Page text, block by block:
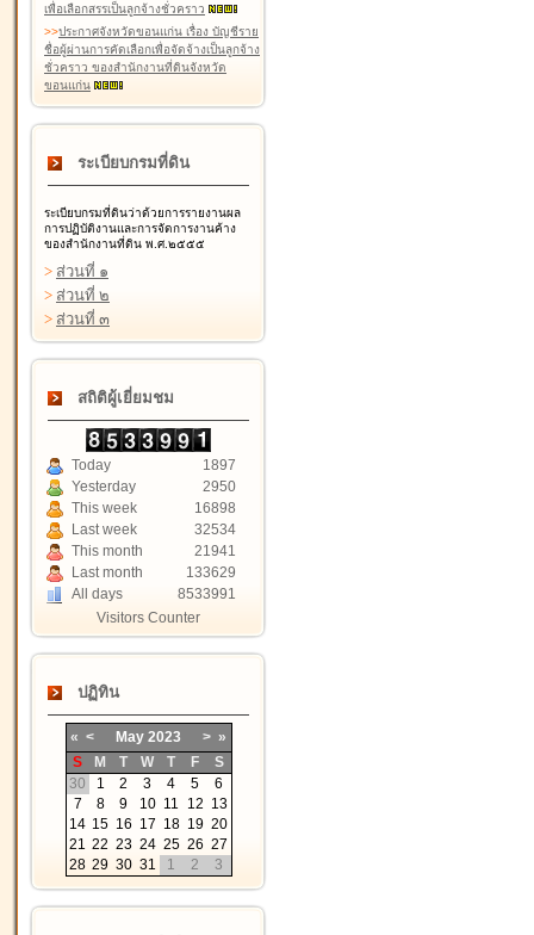
เพื่อเลือกสรรเป็นลูกจ้างชั่วคราว
>>ประกาศจังหวัดขอนแก่น เรื่อง บัญชีราย
ชื่อผู้ผ่านการคัดเลือกเพื่อจัดจ้างเป็นลูกจ้าง
ชั่วคราว ของสำนักงานที่ดินจังหวัด
ขอนแก่น
ระเบียบกรมที่ดิน
ระเบียบกรมที่ดินว่าด้วยการรายงานผล
การปฏิบัติงานและการจัดการงานค้าง
ของสำนักงานที่ดิน พ.ศ.๒๕๕๕
> ส่วนที่ ๑
> ส่วนที่ ๒
> ส่วนที่ ๓
สถิติผู้เยี่ยมชม
Today
1897
Yesterday
2950
This week
16898
Last week
32534
This month
21941
Last month
133629
All days
8533991
Visitors Counter
ปฏิทิน
« < May 2023 > »
S
M T W T F
S
30
1 2 3 4 5
6
7
8 9 10 11 12 13
14 15 16 17 18 19 20
21 22 23 24 25 26 27
28 29 30 31 1 2 3